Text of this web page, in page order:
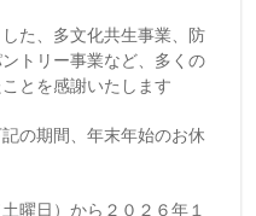
た、多文化共生事業、防
トリー事業など、多くの
とを感謝いたします
の期間、年末年始のお休
曜日）から２０２６年１